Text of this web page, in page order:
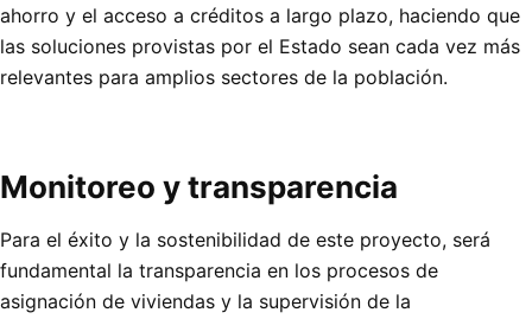
ahorro y el acceso a créditos a largo plazo, haciendo que
las soluciones provistas por el Estado sean cada vez más
relevantes para amplios sectores de la población.
Monitoreo y transparencia
Para el éxito y la sostenibilidad de este proyecto, será
fundamental la transparencia en los procesos de
asignación de viviendas y la supervisión de la